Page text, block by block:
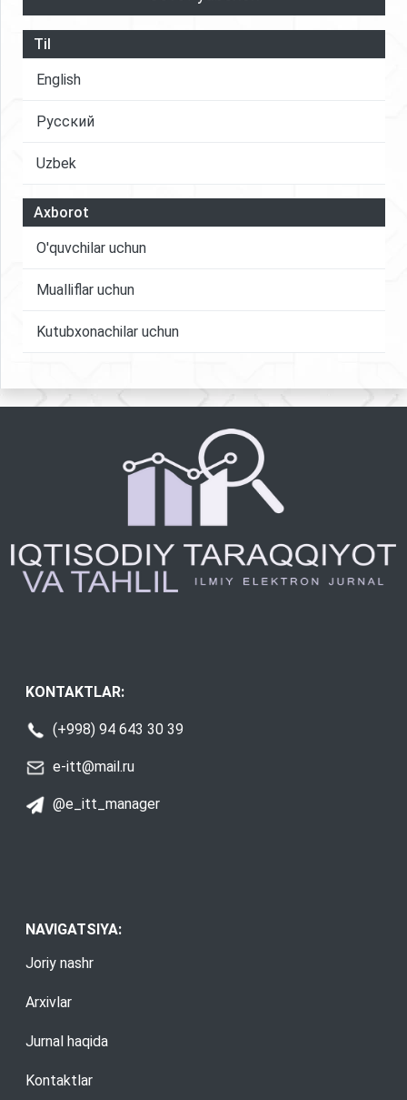
Til
English
Русский
Uzbek
Axborot
O'quvchilar uchun
Mualliflar uchun
Kutubxonachilar uchun
KONTAKTLAR:
(+998) 94 643 30 39
e-itt@mail.ru
@e_itt_manager
NAVIGATSIYA:
Joriy nashr
Arxivlar
Jurnal haqida
Kontaktlar